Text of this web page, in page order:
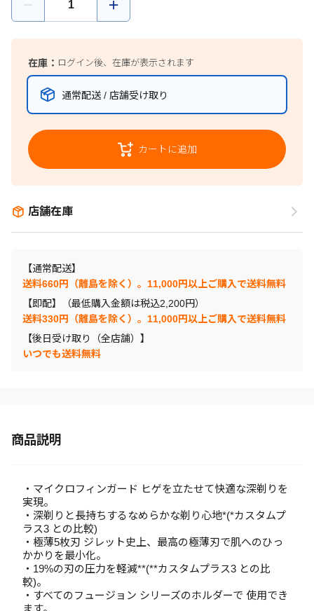
在庫： ログイン後、在庫が表示されます
通常配送 / 店舗受け取り
カートに追加
店舗在庫
【通常配送】
送料660円（離島を除く）。11,000円以上ご購入で送料無料
【即配】（最低購入金額は税込2,200円）
送料330円（離島を除く）。11,000円以上ご購入で送料無料
【後日受け取り（全店舗）】
いつでも送料無料
商品説明
・マイクロフィンガード ヒゲを立たせて快適な深剃りを
実現。
・深剃りと長持ちするなめらかな剃り心地*(*カスタムプ
ラス3 との比較)
・極薄5枚刃 ジレット史上、最高の極薄刃で肌へのひっ
かかりを最小化。
・19%の刃の圧力を軽減**(**カスタムプラス3 との比
較)。
・すべてのフュージョン シリーズのホルダーで 使用でき
ます。